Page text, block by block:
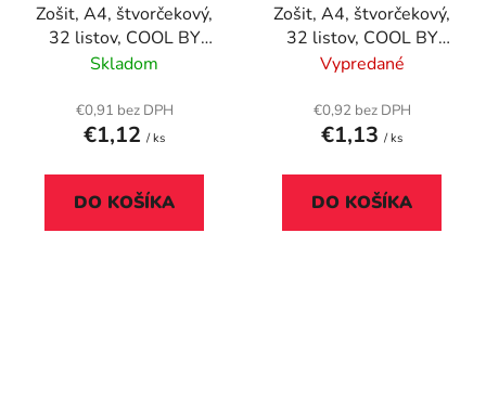
Zošit, A4, štvorčekový,
32 listov, COOL BY
VICTORIA, "Live-love-
Skladom
€0,91 bez DPH
€1,12 / ks
DO KOŠÍKA
Zošit, A4, štvorčekový,
32 listov, COOL BY
VICTORIA "Nature
Vypredané
€0,92 bez DPH
€1,13 / ks
DO KOŠÍKA